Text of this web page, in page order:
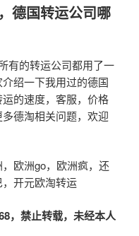
德国转运公司哪
有的转运公司都用了一
绍一下我用过的德国
的速度，客服，价格
德淘相关问题，欢迎
欧洲go，欧洲疯，还
开元欧淘转运
，禁止转载，未经本人